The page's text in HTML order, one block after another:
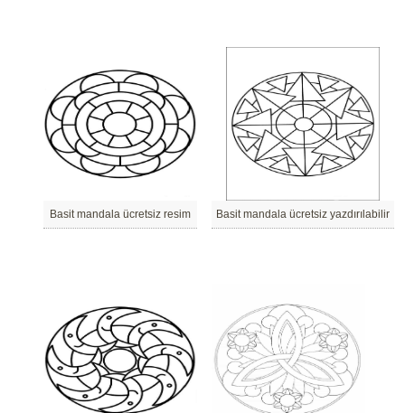
Basit mandala ücretsiz resim Basit mandala ücretsiz yazdırılabilir